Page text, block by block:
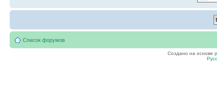
Список форумов
Создано на основе